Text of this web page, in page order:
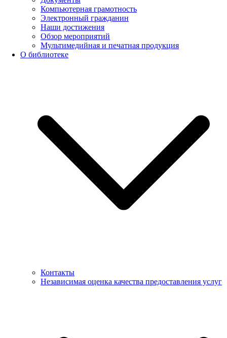
Компьютерная грамотность
Электронный гражданин
Наши достижения
Обзор мероприятий
Мультимедийная и печатная продукция
О библиотеке
Контакты
Независимая оценка качества предоставления услуг